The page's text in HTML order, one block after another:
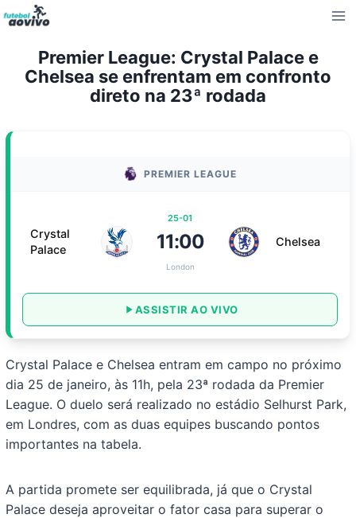
Pular
para
Conteúdo
Premier League: Crystal Palace e
Chelsea se enfrentam em confronto
direto na 23ª rodada
PREMIER LEAGUE
Crystal
Palace
25-01
11:00
London
Chelsea
ASSISTIR AO VIVO
Crystal Palace e Chelsea entram em campo no próximo
dia 25 de janeiro, às 11h, pela 23ª rodada da Premier
League. O duelo será realizado no estádio Selhurst Park,
em Londres, com as duas equipes buscando pontos
importantes na tabela.
A partida promete ser equilibrada, já que o Crystal
Palace deseja aproveitar o fator casa para superar o